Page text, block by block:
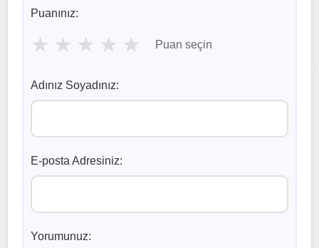
Puanınız:
★ ★ ★ ★ ★ Puan seçin
Adınız Soyadınız:
E-posta Adresiniz:
Yorumunuz: